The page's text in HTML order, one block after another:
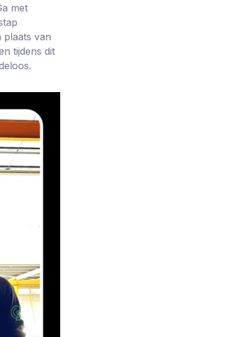
met
plaats van
tijdens dit